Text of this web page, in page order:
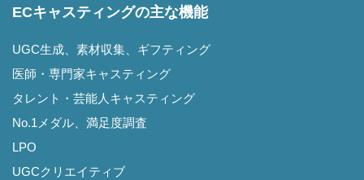
ECキャスティングの主な機能
UGC生成、素材収集、ギフティング
医師・専門家キャスティング
タレント・芸能人キャスティング
No.1メダル、満足度調査
LPO
UGCクリエイティブ